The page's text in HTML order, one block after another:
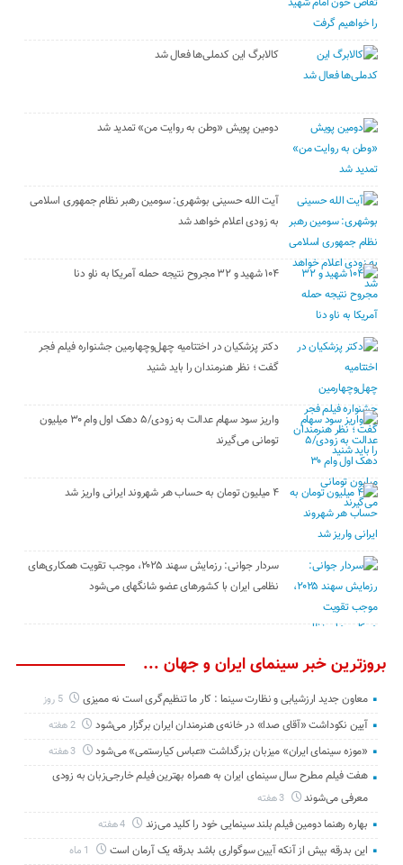
کالابرگ این کدملی‌ها فعال شد
دومین پویش «وطن به روایت من» تمدید شد
آیت الله حسینی بوشهری: سومین رهبر نظام جمهوری اسلامی
به زودی اعلام خواهد شد
۱۰۴ شهید و ۳۲ مجروح نتیجه حمله آمریکا به ناو دنا
دکتر پزشکیان در اختتامیه چهل‌وچهارمین جشنواره فیلم فجر
گفت ؛ نظر هنرمندان را باید شنید
واریز سود سهام عدالت به زودی/۵ دهک اول وام ۳۰ میلیون
تومانی می‌گیرند
۴ میلیون تومان به حساب هر شهروند ایرانی واریز شد
سردار جوانی: رزمایش سهند ۲۰۲۵، موجب تقویت همکاری‌های
نظامی ایران با کشور‌های عضو شانگهای می‌شود
بروزترین خبر سینمای ایران و جهان ...
معاون جدید ارزشیابی و نظارت سینما : کار ما تنظیم‌گری است نه ممیزی 5 روز
آیین نکوداشت «آقای صدا» در خانه‌ی هنرمندان ایران برگزار می‌شود 2 هفته
«موزه سینمای ایران» میزبان بزرگداشت «عباس کیارستمی» می‌شود 3 هفته
هفت فیلم مطرح سال سینمای ایران به همراه بهترین فیلم خارجی‌زبان به زودی
معرفی می‌شوند
3 هفته
بهاره رهنما دومین فیلم بلند سینمایی خود را کلید می‌زند
این بدرقه بیش از آنکه آیین سوگواری باشد بدرقه یک آرمان است